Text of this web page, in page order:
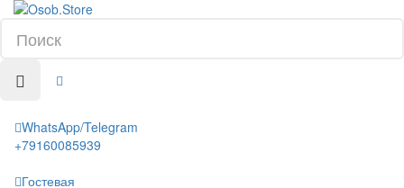
WhatsApp/Telegram
+79160085939
Гостевая